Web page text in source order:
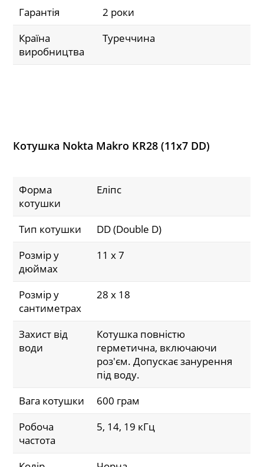
Гарантія
2 роки
Країна
виробництва
Туреччина
Котушка Nokta Makro KR28 (11x7 DD)
Форма
котушки
Еліпс
Тип котушки
DD (Double D)
Розмір у
дюймах
11 x 7
Розмір у
сантиметрах
28 x 18
Захист від
води
Котушка повністю
герметична, включаючи
роз'єм. Допускає занурення
під воду.
Вага котушки
600 грам
Робоча
частота
5, 14, 19 кГц